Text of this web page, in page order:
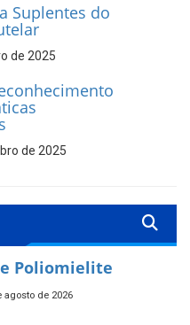
Suplentes do
de 2025
de 2025
Poliomielite
agosto de 2026